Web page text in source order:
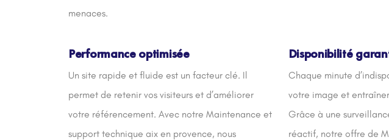
menaces.
Performance optimisée
Un site rapide et fluide est un facteur clé. Il
permet de retenir vos visiteurs et d’améliorer
votre référencement. Avec notre Maintenance et
support technique aix en provence, nous
Disponibilité
Chaque minute
votre image et
Grâce à une
réactif, notre offre de